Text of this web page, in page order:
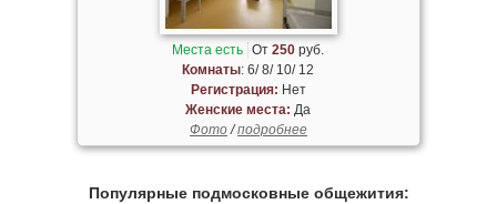
Места есть От250 руб.
Комнаты: 6/ 8/ 10/ 12
Регистрация: Нет
Женские места: Да
Фото/подробнее
Популярные подмосковные общежития: